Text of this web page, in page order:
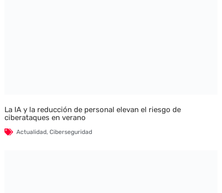
La IA y la reducción de personal elevan el riesgo de
ciberataques en verano
Actualidad, Ciberseguridad